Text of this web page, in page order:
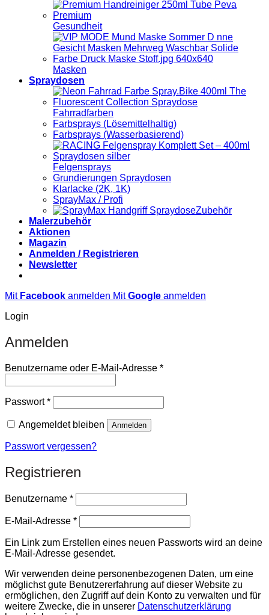
Gesundheit
Masken
Spraydosen
Fahrradfarben
Farbsprays (Lösemittelhaltig)
Farbsprays (Wasserbasierend)
Felgensprays
Grundierungen Spraydosen
Klarlacke (2K, 1K)
SprayMax / Profi
Zubehör
Malerzubehör
Aktionen
Magazin
Anmelden / Registrieren
Newsletter
Mit Facebook anmelden MitGoogle anmelden
Login
Anmelden
Benutzername oder E-Mail-Adresse *Erforderlich
Passwort*Erforderlich
Angemeldet bleiben Anmelden
Passwort vergessen?
Registrieren
Benutzername *Erforderlich
E-Mail-Adresse *Erforderlich
Ein Link zum Erstellen eines neuen Passworts wird an deine
E-Mail-Adresse gesendet.
Wir verwenden deine personenbezogenen Daten, um eine
möglichst gute Benutzererfahrung auf dieser Website zu
ermöglichen, den Zugriff auf dein Konto zu verwalten und für
weitere Zwecke, die in unserer Datenschutzerklärung